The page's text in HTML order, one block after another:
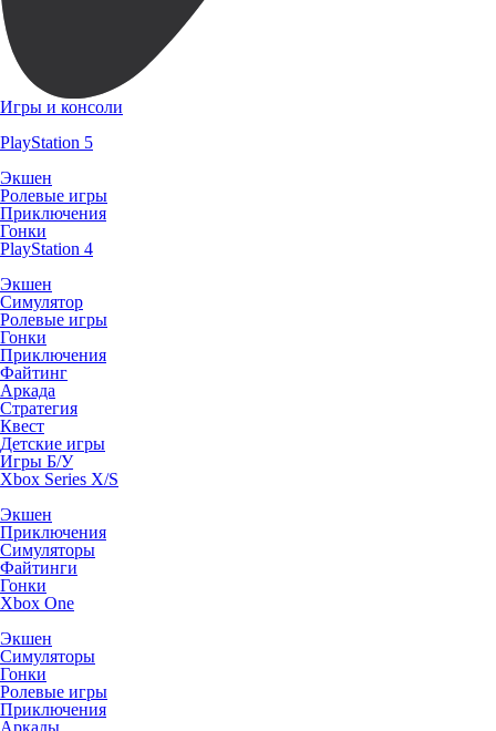
Игры и консоли
PlayStation 5
Экшен
Ролевые игры
Приключения
Гонки
PlayStation 4
Экшен
Симулятор
Ролевые игры
Гонки
Приключения
Файтинг
Аркада
Стратегия
Квест
Детские игры
Игры Б/У
Xbox Series X/S
Экшен
Приключения
Симуляторы
Файтинги
Гонки
Xbox One
Экшен
Симуляторы
Гонки
Ролевые игры
Приключения
Аркады